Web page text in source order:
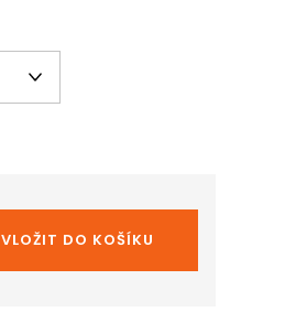
VLOŽIT DO KOŠÍKU